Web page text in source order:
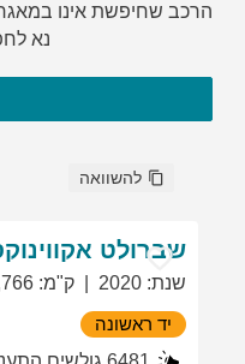
הרכב שחיפשת אינו במאגר
נא
להשוואה
שברולט
שנת:
2020 ק"מ:
יד ראשונה